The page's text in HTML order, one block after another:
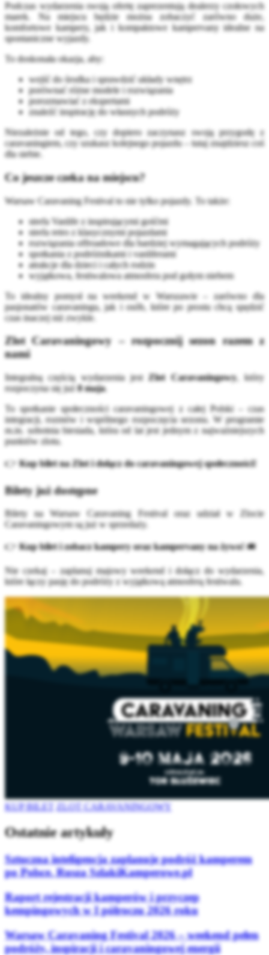
Podczas wydarzenia swoją ofertę zaprezentują dealerzy czołowych
marek. Na miejscu będzie można zobaczyć zarówno duże,
komfortowe kampery, jak i kompaktowe kampervany idealne na
spontaniczne wyjazdy.
To doskonała okazja, aby:
wejść do środka i sprawdzić układy wnętrz
porównać różne modele i rozwiązania
porozmawiać z ekspertami
znaleźć inspirację do własnych podróży
Niezależnie od tego, czy dopiero zaczynasz swoją przygodę z
caravaningiem, czy szukasz kolejnego pojazdu – tutaj znajdziesz coś
dla siebie.
Co jeszcze czeka na miejscu?
Warsaw Caravaning Festival to nie tylko pojazdy. To także:
strefa Vanlife z inspirującymi gośćmi
strefa retro z klasycznymi pojazdami
rozwiązania offroadowe dla bardziej wymagających podróży
spotkania z podróżnikami i vanliferami
atrakcje dla dzieci i całych rodzin
wyjątkowa, festiwalowa atmosfera pod gołym niebem
To idealny pomysł na weekend w Warszawie – zarówno dla
pasjonatów caravaningu, jak i osób, które po prostu chcą spędzić
czas inaczej niż zwykle.
Zlot Caravaningowy – rozpocznij sezon razem z
nami
Integralną częścią wydarzenia jestZlot Caravaningowy, który
rozpoczyna się już8 maja.
To spotkanie społeczności caravaningowej z całej Polski – czas
integracji, rozmów i wspólnego rozpoczęcia sezonu. W programie
m.in. sobotnia biesiada, która od lat jest jednym z najważniejszych
punktów zlotu.
👉Kup bilet na Zlot i dołącz do caravaningowej społeczności!
Bilety już dostępne
Bilety na Warsaw Caravaning Festival oraz udział w Zlocie
Caravaningowym są już w sprzedaży.
👉 Kup bilet i zobacz kampery oraz kampervany na żywo! 🚐
Nie czekaj – zaplanuj majowy weekend i dołącz do wydarzenia,
które łączy pasję do podróży z wyjątkową atmosferą festiwalu.
KUP BILET ZLOT CARAVANINGOWY
Ostatnie artykuły
Sztuczna inteligencja zaplanuje podróż kamperem
po Polsce. Rusza SzlakiKamperowe.pl
Raport rejestracji kamperów i przyczep
kempingowych w I półroczu 2026 roku
Warsaw Caravaning Festival 2026 – weekend pełen
podróży, inspiracji i caravaningowej energii